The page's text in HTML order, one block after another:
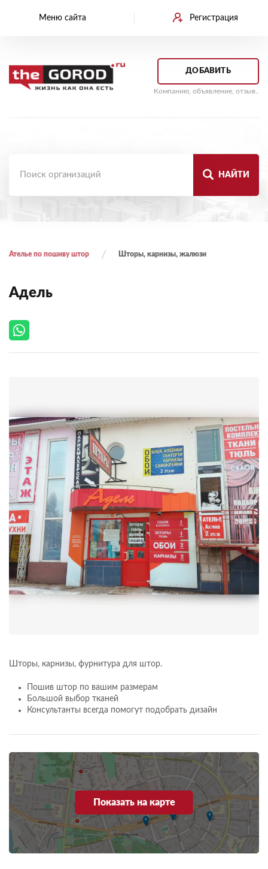
Меню сайта Регистрация
ДОБАВИТЬ
Компанию, объявление, отзыв..
НАЙТИ
Ателье по пошиву штор Шторы, карнизы, жалюзи
Адель
Шторы, карнизы, фурнитура для штор.
Пошив штор по вашим размерам
Большой выбор тканей
Консультанты всегда помогут подобрать дизайн
Показать на карте